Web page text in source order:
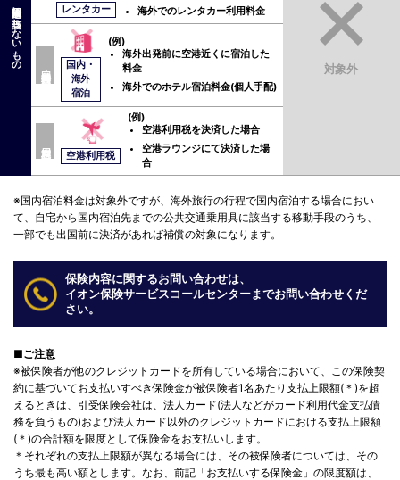
保険適用に該当しないもの レンタカー
海外でのレンタカー利用料金
対象外
国内・
海外
宿泊
(例)
海外出発前に空港近くに宿泊した
料金
海外でのホテル宿泊料金(個人手配)
空港利用税
(例)
空港利用税を決済した場合
空港ラウンジにて決済した場
合
※国内宿泊料金は対象外ですが、海外旅行の行程で国内宿泊する場合におい
て、自宅から国内宿泊先までの公共交通乗用具に該当する移動手段のうち、
一部でも出国前に決済があれば補償の対象になります。
保険内容に関するお問い合わせは、
イオン保険サービスコールセンターまでお問い合わせくだ
さい。
■ご注意
※被保険者が他のクレジットカードを所有している場合において、この保険契
約に基づいてお支払いすべき保険金が被保険者1名あたり支払上限額(＊)を超
えるときは、引受保険会社は、法人カード(法人などがカード利用代金支払債
務を負うもの)および法人カード以外のクレジットカードにおける支払上限額
(＊)の合計額を限度として保険金をお支払いします。
＊それぞれの支払上限額が異なる場合には、その被保険者については、その
うち最も高い額とします。なお、前記「お支払いする保険金」の限度額は、